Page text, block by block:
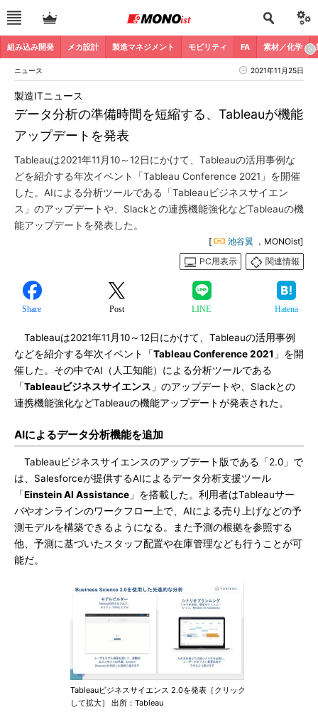
組み込み開発 メカ設計 製造マネジメント モビリティ FA 素材／化学
ニュース 2021年11月25日
データ分析の準備時間を短縮する、Tableauが機能
アップデートを発表
製造ITニュース
Tableauは2021年11月10～12日にかけて、Tableauの活用事例な
どを紹介する年次イベント「Tableau Conference 2021」を開催
した。AIによる分析ツールである「Tableauビジネスサイエン
ス」のアップデートや、Slackとの連携機能強化などTableauの機
能アップデートを発表した。
[ 池谷翼 ，MONOist]
PC用表示
関連情報
Share Post LINE Hatena
Tableauは2021年11月10～12日にかけて、Tableauの活用事例
などを紹介する年次イベント「Tableau Conference 2021 」を開
催した。その中でAI（人工知能）による分析ツールである
「Tableauビジネスサイエンス 」のアップデートや、Slackとの
連携機能強化などTableauの機能アップデートが発表された。
AIによるデータ分析機能を追加
Tableauビジネスサイエンスのアップデート版である「2.0」で
は、Salesforceが提供するAIによるデータ分析支援ツール
「Einstein AI Assistance 」を搭載した。利用者はTableauサー
バやオンラインのワークフロー上で、AIによる売り上げなどの予
測モデルを構築できるようになる。また予測の根拠を参照する
他、予測に基づいたスタッフ配置や在庫管理なども行うことが可
能だ。
Tableauビジネスサイエンス 2.0を発表［クリック
して拡大］ 出所：Tableau